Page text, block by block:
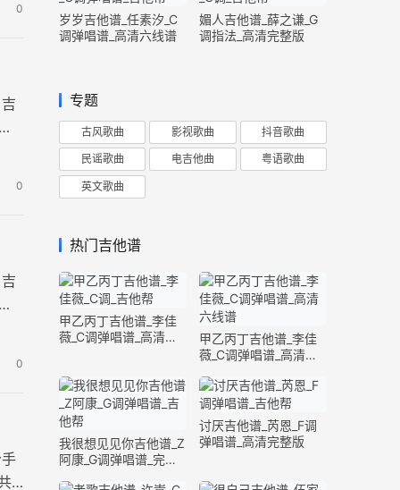
0
0
0
3
岁岁吉他谱_任素汐_C
调弹唱谱_高清六线谱
媚人吉他谱_薛之谦_G
调指法_高清完整版
专题
古风歌曲 影视歌曲 抖音歌曲
民谣歌曲 电吉他曲 粤语歌曲
英文歌曲
热门吉他谱
甲乙丙丁吉他谱_李佳
薇_C调弹唱谱_高清六
甲乙丙丁吉他谱_李佳
薇_C调弹唱谱_高清六
我很想见见你吉他谱_Z
阿康_G调弹唱谱_完整
讨厌吉他谱_芮恩_F调
弹唱谱_高清完整版